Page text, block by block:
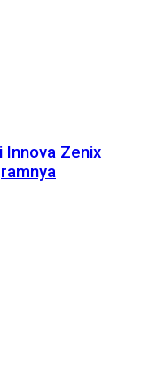
Innova Zenix